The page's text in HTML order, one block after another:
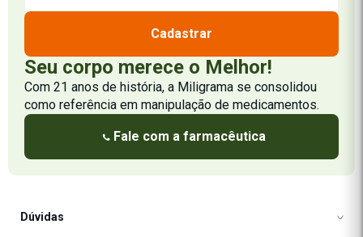
Cadastrar
Seu corpo merece o Melhor!
Com 21 anos de história, a Miligrama se consolidou
como referência em manipulação de medicamentos.
Fale com a farmacêutica
Dúvidas